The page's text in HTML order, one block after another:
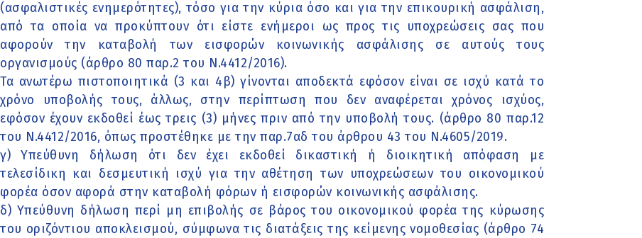
(ασφαλιστικές ενημερότητες), τόσο για την κύρια όσο και για την επικουρική ασφάλιση,
από τα οποία να προκύπτουν ότι είστε ενήμεροι ως προς τις υποχρεώσεις σας που
αφορούν την καταβολή των εισφορών κοινωνικής ασφάλισης σε αυτούς τους
οργανισμούς (άρθρο 80 παρ.2 του Ν.4412/2016).
Τα ανωτέρω πιστοποιητικά (3 και 4β) γίνονται αποδεκτά εφόσον είναι σε ισχύ κατά το
χρόνο υποβολής τους, άλλως, στην περίπτωση που δεν αναφέρεται χρόνος ισχύος,
εφόσον έχουν εκδοθεί έως τρεις (3) μήνες πριν από την υποβολή τους. (άρθρο 80 παρ.12
του Ν.4412/2016, όπως προστέθηκε με την παρ.7αδ του άρθρου 43 του Ν.4605/2019.
γ) Υπεύθυνη δήλωση ότι δεν έχει εκδοθεί δικαστική ή διοικητική απόφαση με
τελεσίδικη και δεσμευτική ισχύ για την αθέτηση των υποχρεώσεων του οικονομικού
φορέα όσον αφορά στην καταβολή φόρων ή εισφορών κοινωνικής ασφάλισης.
δ) Υπεύθυνη δήλωση περί μη επιβολής σε βάρος του οικονομικού φορέα της κύρωσης
του οριζόντιου αποκλεισμού, σύμφωνα τις διατάξεις της κείμενης νομοθεσίας (άρθρο 74